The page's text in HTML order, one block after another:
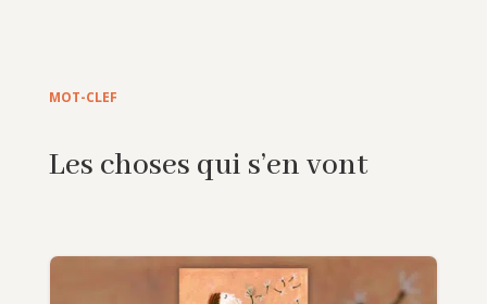
MOT-CLEF
Les choses qui s’en vont